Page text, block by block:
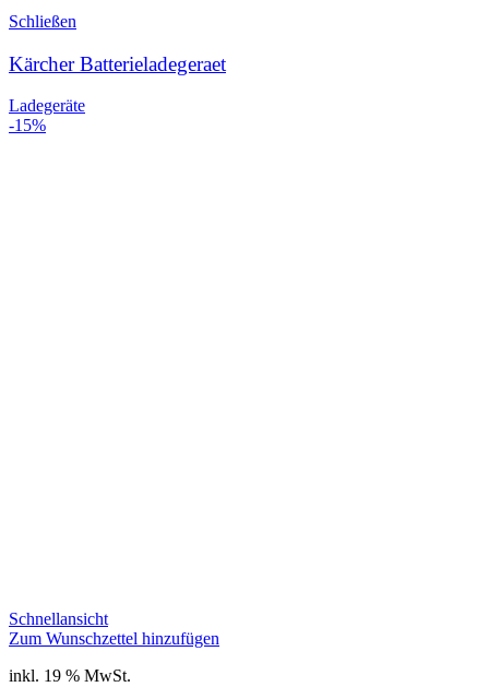
Schließen
Kärcher Batterieladegeraet
Ladegeräte
-15%
Schnellansicht
Zum Wunschzettel hinzufügen
inkl. 19 % MwSt.